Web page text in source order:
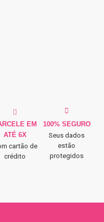
EM
ATÉ 6X
cartão de
crédito
100% SEGURO
Seus dados
estão
protegidos